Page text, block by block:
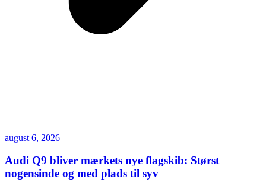
august 6, 2026
Audi Q9 bliver mærkets nye flagskib: Størst
nogensinde og med plads til syv